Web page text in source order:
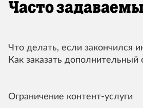
Часто
Что делать, если закончился
Как заказать дополнительный
Ограничение контент-услуги